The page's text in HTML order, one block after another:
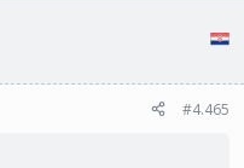
#4.465